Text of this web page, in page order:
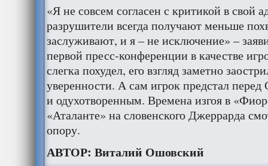
«Я не совсем согласен с критикой в свой
разрушители всегда получают меньше
заслуживают, и я – не исключение» –
первой пресс-конференции в качестве
слегка похудел, его взгляд заметно
уверенности. А сам игрок предстал
и одухотворенным. Времена изгоя в
«Аталанте» на словенского Джеррарда
опору.
АВТОР: Виталий Ошовский